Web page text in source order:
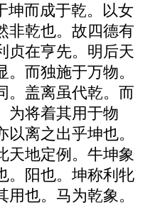
坤而成于乾。以女
非乾也。故四德有
贞在亨先。明后天
而独施于万物。
。盖离虽代乾。而
为将着其用于物
离之出乎坤也。
天地定例。牛坤象
。阳也。坤称利牝
也。马为乾象。